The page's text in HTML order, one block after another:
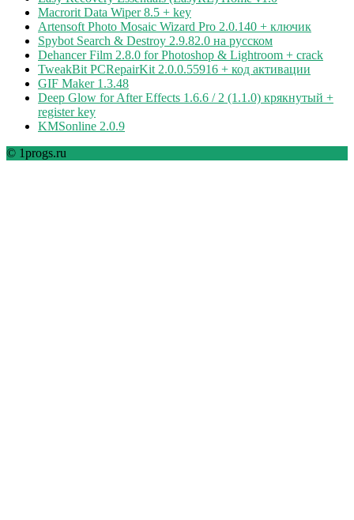
Macrorit Data Wiper 8.5 + key
Artensoft Photo Mosaic Wizard Pro 2.0.140 + ключик
Spybot Search & Destroy 2.9.82.0 на русском
Dehancer Film 2.8.0 for Photoshop & Lightroom + crack
TweakBit PCRepairKit 2.0.0.55916 + код активации
GIF Maker 1.3.48
Deep Glow for After Effects 1.6.6 / 2 (1.1.0) крякнутый +
register key
KMSonline 2.0.9
© 1progs.ru